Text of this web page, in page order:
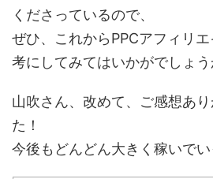
くださっているので、
ぜひ、これからPPCアフィリ
考にしてみてはいかがでしょう
山吹さん、改めて、ご感想あ
た！
今後もどんどん大きく稼いでい